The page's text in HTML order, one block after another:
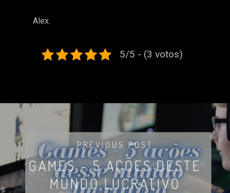
Alex.
5/5 - (3 votos)
PREVIOUS POST
GAMES - 5 AÇÕES DESTE
MUNDO LUCRATIVO